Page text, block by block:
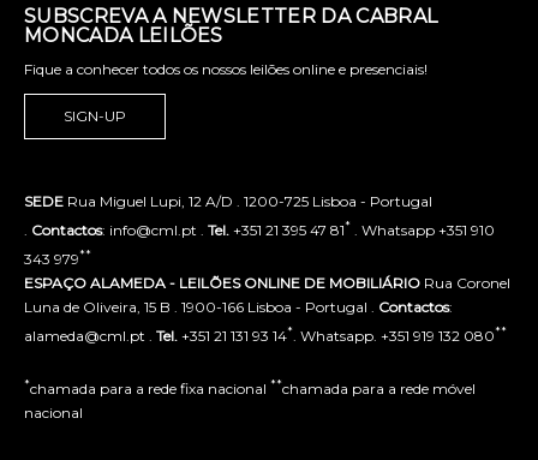
SUBSCREVA A NEWSLETTER DA CABRAL
MONCADA LEILÕES
Fique a conhecer todos os nossos leilões online e presenciais!
SIGN-UP
SEDE Rua Miguel Lupi, 12 A/D . 1200-725 Lisboa - Portugal
Contactos: info@cml.pt . Tel. +351 21 395 47 81* . Whatsapp +351 910
343 979**
ESPAÇO ALAMEDA - LEILÕES ONLINE DE MOBILIÁRIO Rua Coronel
Luna de Oliveira, 15 B . 1900-166 Lisboa - Portugal . Contactos:
alameda@cml.pt . Tel. +351 21 131 93 14* . Whatsapp. +351 919 132 080**
*chamada para a rede fixa nacional **chamada para a rede móvel
nacional